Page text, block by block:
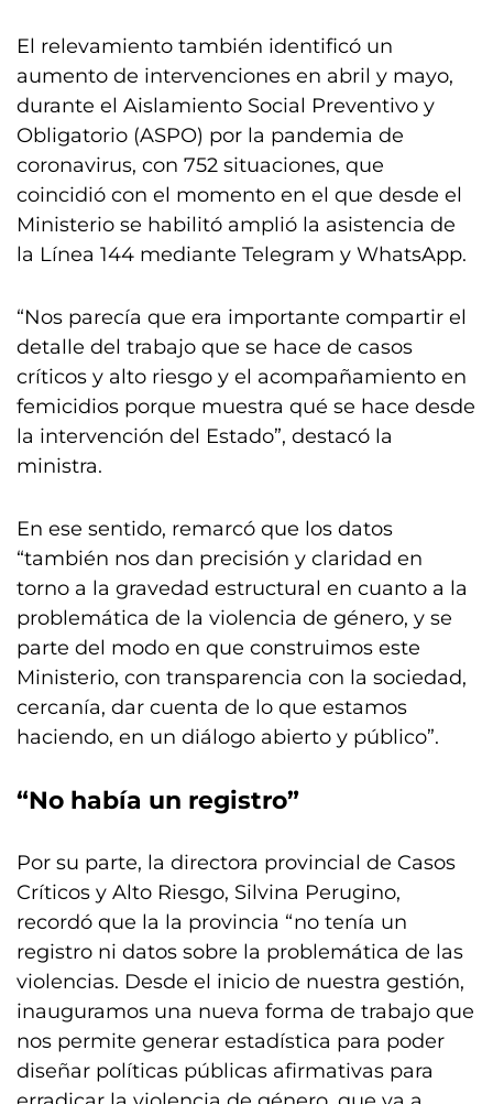
El relevamiento también identificó un
aumento de intervenciones en abril y mayo,
durante el Aislamiento Social Preventivo y
Obligatorio (ASPO) por la pandemia de
coronavirus, con 752 situaciones, que
coincidió con el momento en el que desde el
Ministerio se habilitó amplió la asistencia de
la Línea 144 mediante Telegram y WhatsApp.
“Nos parecía que era importante compartir el
detalle del trabajo que se hace de casos
críticos y alto riesgo y el acompañamiento en
femicidios porque muestra qué se hace desde
la intervención del Estado”, destacó la
ministra.
En ese sentido, remarcó que los datos
“también nos dan precisión y claridad en
torno a la gravedad estructural en cuanto a la
problemática de la violencia de género, y se
parte del modo en que construimos este
Ministerio, con transparencia con la sociedad,
cercanía, dar cuenta de lo que estamos
haciendo, en un diálogo abierto y público”.
“No había un registro”
Por su parte, la directora provincial de Casos
Críticos y Alto Riesgo, Silvina Perugino,
recordó que la la provincia “no tenía un
registro ni datos sobre la problemática de las
violencias. Desde el inicio de nuestra gestión,
inauguramos una nueva forma de trabajo que
nos permite generar estadística para poder
diseñar políticas públicas afirmativas para